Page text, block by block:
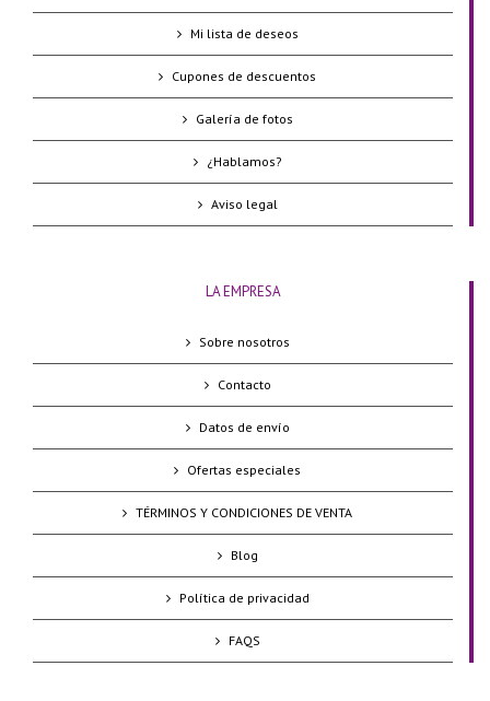
Mi lista de deseos
Cupones de descuentos
Galería de fotos
¿Hablamos?
Aviso legal
LA EMPRESA
Sobre nosotros
Contacto
Datos de envío
Ofertas especiales
TÉRMINOS Y CONDICIONES DE VENTA
Blog
Política de privacidad
FAQS